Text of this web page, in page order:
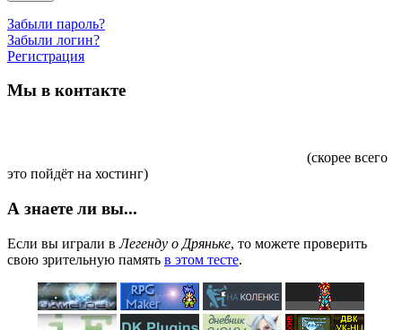
Забыли пароль?
Забыли логин?
Регистрация
Мы в контакте
(скорее всего
это пойдёт на хостинг)
А знаете ли вы...
Если вы играли вЛегенду о Дряньке, то можете проверить
свою зрительную память в этом тесте.